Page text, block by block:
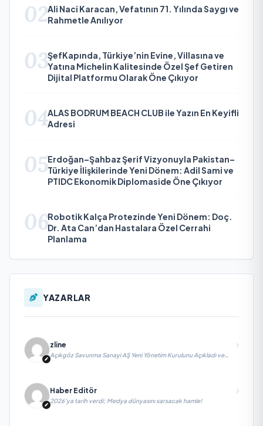
02Ali Naci Karacan, Vefatının 71. Yılında Saygı ve
Rahmetle Anılıyor
03ŞefKapında, Türkiye’nin Evine, Villasına ve
Yatına Michelin Kalitesinde Özel Şef Getiren
Dijital Platformu Olarak Öne Çıkıyor
04ALAS BODRUM BEACH CLUB ile Yazın En Keyifli
Adresi
05Erdoğan–Şahbaz Şerif Vizyonuyla Pakistan–
Türkiye İlişkilerinde Yeni Dönem: Adil Sami ve
PTIDC Ekonomik Diplomaside Öne Çıkıyor
06Robotik Kalça Protezinde Yeni Dönem: Doç.
Dr. Ata Can’dan Hastalara Özel Cerrahi
Planlama
YAZARLAR
zline
Açıkgöz Savunma Sanayi AŞ Yeni Yönetim Kurulunu Açıkladı ve
Haber Editör
2026’ya tarih verdi; Medya dünyasını sarsacak hamle!